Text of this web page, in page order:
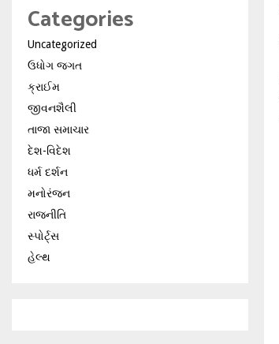
Categories
Uncategorized
ઉધોગ જગત
ક્રાઈમ
જીવનશૈલી
તાજા સમાચાર
દેશ-વિદેશ
ધર્મ દર્શન
મનોરંજન
રાજનીતિ
સ્પોર્ટ્સ
હેલ્થ